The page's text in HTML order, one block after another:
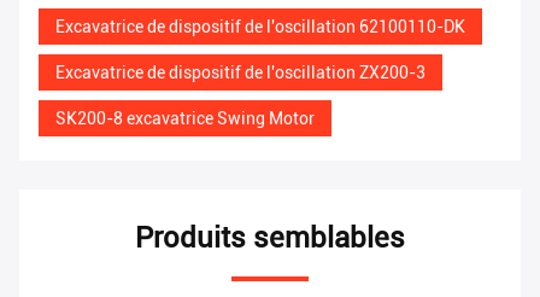
Excavatrice de dispositif de l'oscillation 62100110-DK
Excavatrice de dispositif de l'oscillation ZX200-3
SK200-8 excavatrice Swing Motor
Produits semblables